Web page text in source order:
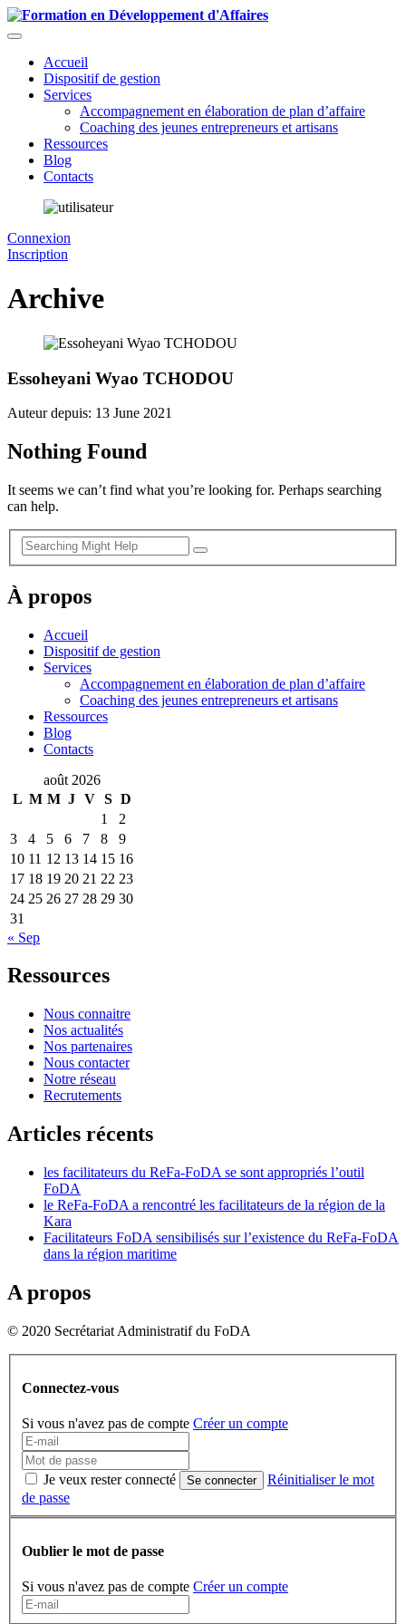
Accueil
Dispositif de gestion
Services
Accompagnement en élaboration de plan d’affaire
Coaching des jeunes entrepreneurs et artisans
Ressources
Blog
Contacts
Connexion
Inscription
Archive
Essoheyani Wyao TCHODOU
Auteur depuis: 13 June 2021
Nothing Found
It seems we can’t find what you’re looking for. Perhaps searching
can help.
À propos
Accueil
Dispositif de gestion
Services
Accompagnement en élaboration de plan d’affaire
Coaching des jeunes entrepreneurs et artisans
Ressources
Blog
Contacts
août 2026
L M M J V S D
1
2
3
4 5 6 7 8
9
10 11 12 13 14 15 16
17 18 19 20 21 22 23
24 25 26 27 28 29 30
31
« Sep
Ressources
Nous connaitre
Nos actualités
Nos partenaires
Nous contacter
Notre réseau
Recrutements
Articles récents
les facilitateurs du ReFa-FoDA se sont appropriés l’outil
FoDA
le ReFa-FoDA a rencontré les facilitateurs de la région de la
Kara
Facilitateurs FoDA sensibilisés sur l’existence du ReFa-FoDA
dans la région maritime
A propos
© 2020 Secrétariat Administratif du FoDA
Connectez-vous
Si vous n'avez pas de compte Créer un compte
Je veux rester connecté Se connecter
Réinitialiser le mot
de passe
Oublier le mot de passe
Si vous n'avez pas de compte Créer un compte